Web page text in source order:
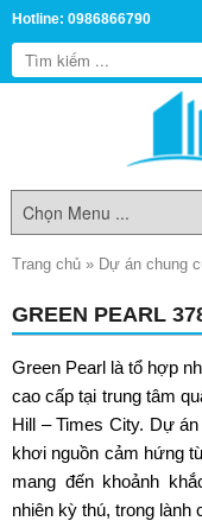
Hotline: 0986866790
Trang chủ » Dự án chung
GREEN PEARL
Green Pearl là tổ hợp
cao cấp tại trung tâm
Hill – Times City. Dự
khơi nguồn cảm hứng
mang đến khoảnh
nhiên kỳ thú, trong lành